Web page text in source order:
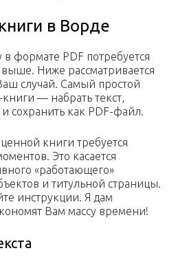
в Ворде
формате PDF потребуется
Ниже рассматривается
случай. Самый простой
— набрать текст,
сохранить как PDF-файл.
книги требуется
Это касается
«работающего»
и титульной страницы.
инструкции. Я дам
Вам массу времени!